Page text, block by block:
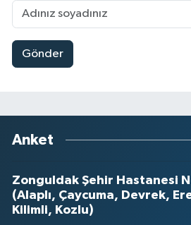
Gönder
Anket
Zonguldak Şehir Hastanesi
(Alaplı, Çaycuma, Devrek,
Kilimli, Kozlu)